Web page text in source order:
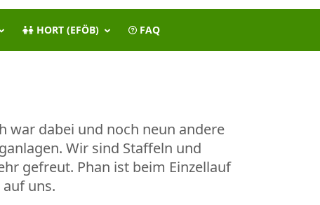
HORT (EFÖB) FAQ
war dabei und noch neun andere
Wir sind Staffeln und
gefreut. Phan ist beim Einzellauf
uns.